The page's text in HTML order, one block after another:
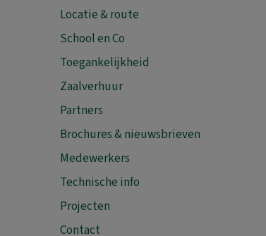
Locatie & route
School en Co
Toegankelijkheid
Zaalverhuur
Partners
Brochures & nieuwsbrieven
Medewerkers
Technische info
Projecten
Contact